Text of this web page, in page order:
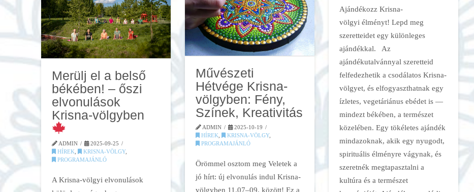
Ajándékozz Krisna-
völgyi élményt! Lepd meg
szeretteidet egy különleges
ajándékkal. Az
ajándékutalvánnyal szeretteid
felfedezhetik a csodálatos Krisna-
völgyet, és elfogyaszthatnak egy
ízletes, vegetáriánus ebédet is —
mindezt békében, a természet
közelében. Egy tökéletes ajándék
mindazoknak, akik egy nyugodt,
spirituális élményre vágynak, és
szeretnék megtapasztalni a
kultúra és a természet
Művészeti
Hétvége Krisna-
völgyben: Fény,
Színek, Kreativitás
ADMIN
2025-10-19
HÍREK
KRISNA-VÖLGY,
PROGRAMAJÁNLÓ
Örömmel osztom meg Veletek a
jó hírt: új elvonulás indul Krisna-
völgyben 11.07–09. között! Ez a
Merülj el a belső
békében! – őszi
elvonulások
Krisna-völgyben
ADMIN
2025-09-25
HÍREK
KRISNA-VÖLGY,
PROGRAMAJÁNLÓ
A Krisna-völgyi elvonulások